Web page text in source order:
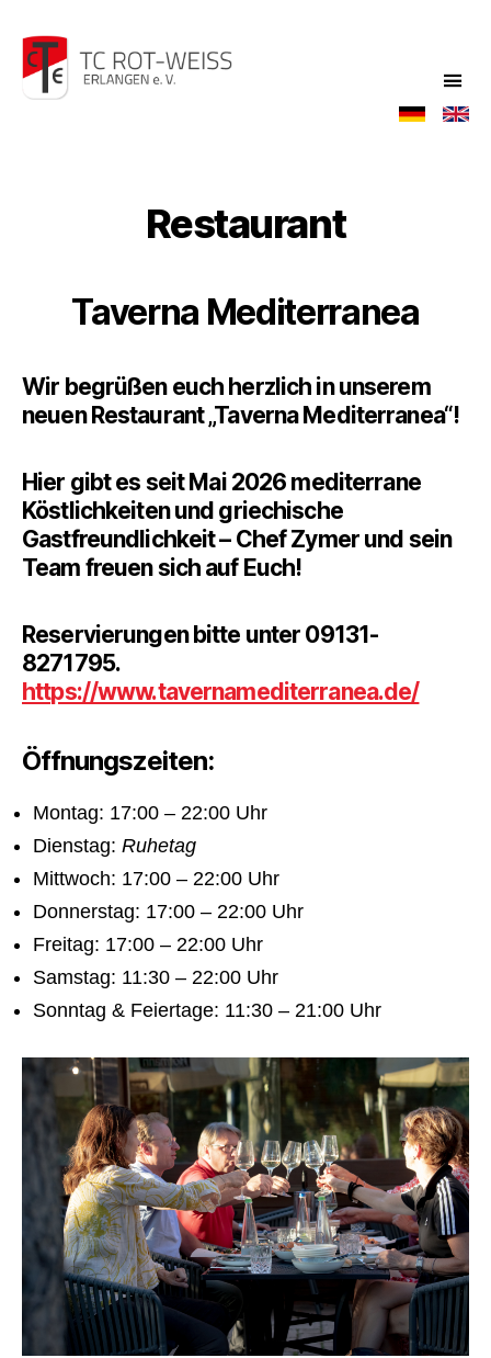
Restaurant
Taverna Mediterranea
Wir begrüßen euch herzlich in unserem
neuen Restaurant „Taverna Mediterranea“!
Hier gibt es seit Mai 2026 mediterrane
Köstlichkeiten und griechische
Gastfreundlichkeit – Chef Zymer und sein
Team freuen sich auf Euch!
Reservierungen bitte unter 09131-
8271795.
https://www.tavernamediterranea.de/
Öffnungszeiten:
Montag: 17:00 – 22:00 Uhr
Dienstag: Ruhetag
Mittwoch: 17:00 – 22:00 Uhr
Donnerstag: 17:00 – 22:00 Uhr
Freitag: 17:00 – 22:00 Uhr
Samstag: 11:30 – 22:00 Uhr
Sonntag & Feiertage: 11:30 – 21:00 Uhr